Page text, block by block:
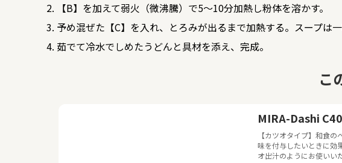
【B】を加えて弱火（微沸騰）で5～10分加熱し粉体を溶かす。
予め混ぜた【C】を入れ、とろみが出るまで加熱する。スープは一
茹でて冷水でしめたうどんと具材を添え、完成。
こ
MIRA-Dashi
【カツオタイプ】和食の
味を付与したいときに効
オ出汁のようにお使いい